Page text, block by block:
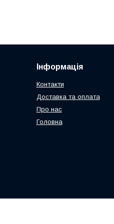
Інформація
Контакти
Доставка та оплата
Про нас
Головна